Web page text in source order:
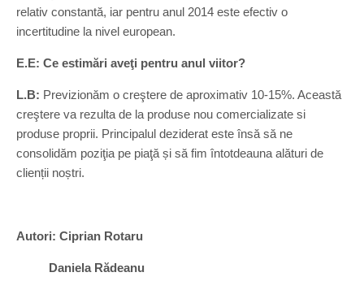
relativ constantă, iar pentru anul 2014 este efectiv o
incertitudine la nivel european.
E.E: Ce estimări aveţi pentru anul viitor?
L.B: Previzionăm o creştere de aproximativ 10-15%. Această
creştere va rezulta de la produse nou comercializate si
produse proprii. Principalul deziderat este însă să ne
consolidăm poziţia pe piaţă și să fim întotdeauna alături de
clienții noștri.
Autori: Ciprian Rotaru
Daniela Rădeanu